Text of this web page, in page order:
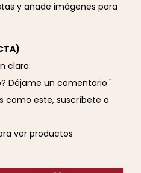
y añade imágenes para
clara:
Déjame un comentario."
como este, suscríbete a
ver productos